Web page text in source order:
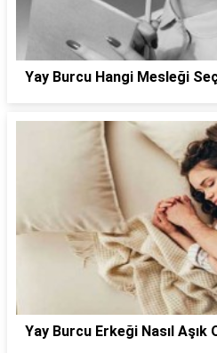
Yay Burcu Hangi Mesleği
Yay Burcu Erkeği Nasıl Aşık